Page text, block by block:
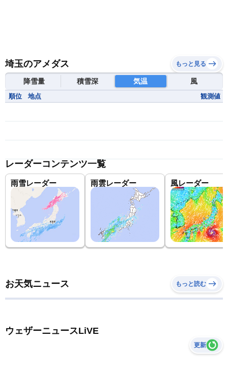
埼玉のアメダス もっと見る
降雪量 積雪深 気温 風
順位 地点 観測値
レーダーコンテンツ一覧
雨雪レーダー 雨雲レーダー 風レーダー
お天気ニュース もっと読む
ウェザーニュースLiVE
更新